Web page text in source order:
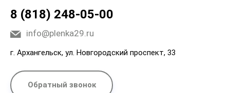
8 (818) 248-05-00
info@plenka29.ru
г. Архангельск, ул. Новгородский проспект, 33
Обратный звонок